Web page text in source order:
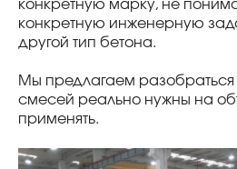
конкретную марку, не
конкретную инженерную
другой тип бетона.
Мы предлагаем разобраться
смесей реально нужны на
применять.